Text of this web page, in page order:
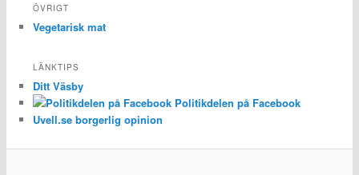
ÖVRIGT
Vegetarisk mat
LÄNKTIPS
Ditt Väsby
Politikdelen på Facebook
Uvell.se borgerlig opinion